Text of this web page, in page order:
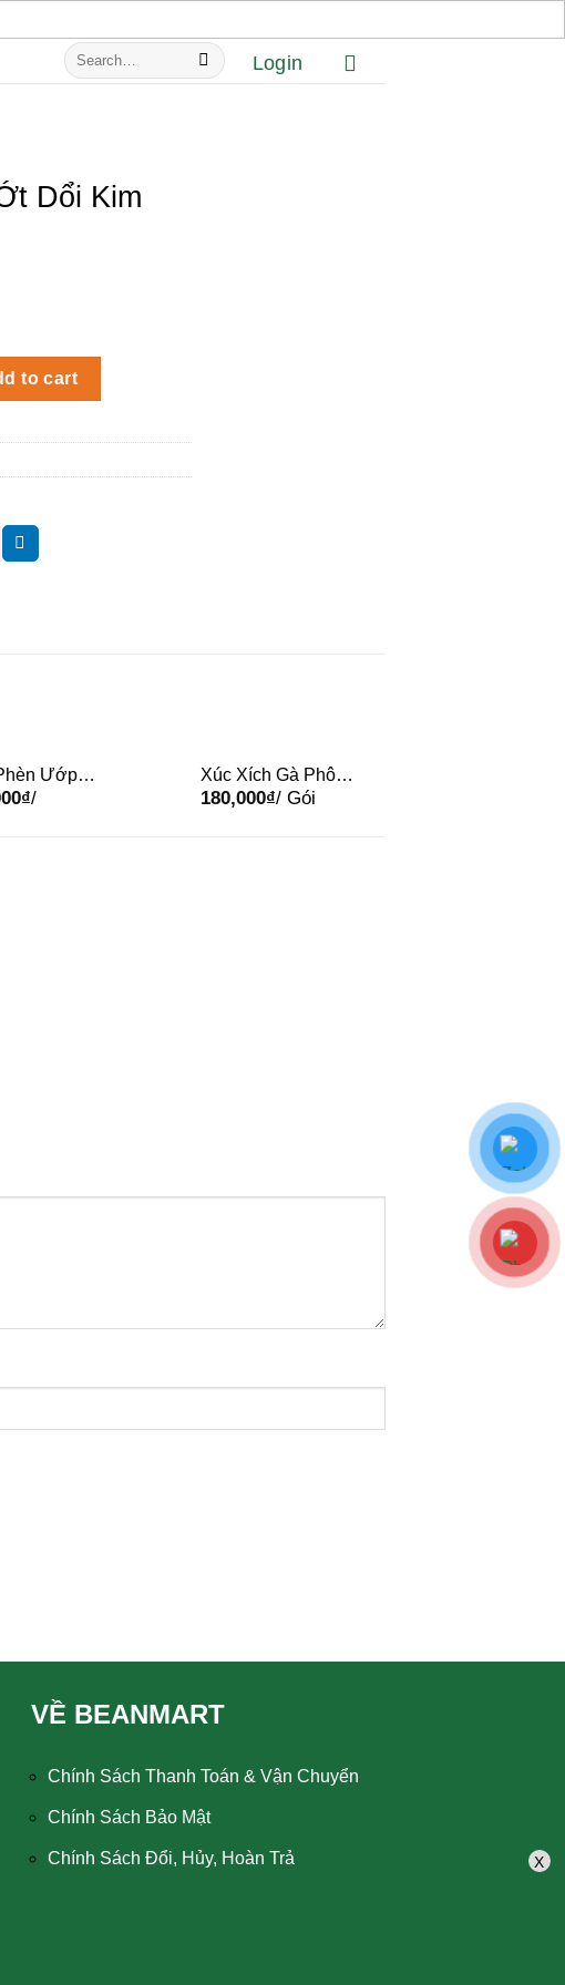
Search
for:
Login
Dổi Kim
Bôi quantity
to cart
Ướp
(Vĩ)
₫/
Xúc Xích Gà Phô
Mai 500g
180,000₫/ Gói
X
VỀ BEANMART
Chính Sách Thanh Toán & Vận Chuyển
Chính Sách Bảo Mật
Chính Sách Đổi, Hủy, Hoàn Trả